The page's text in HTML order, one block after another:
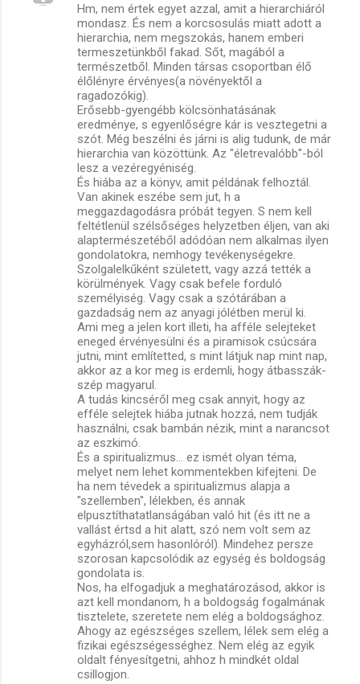
Hm, nem értek egyet azzal, amit a hierarchiáról
mondasz. És nem a korcsosulás miatt adott a
hierarchia, nem megszokás, hanem emberi
termeszetünkből fakad. Sőt, magából a
természetből. Minden társas csoportban élő
élőlényre érvényes(a növényektől a
ragadozókig).
Erősebb-gyengébb kölcsönhatásának
eredménye, s egyenlőségre kár is vesztegetni a
szót. Még beszélni és járni is alig tudunk, de már
hierarchia van közöttünk. Az "életrevalóbb"-ból
lesz a vezéregyéniség.
És hiába az a könyv, amit példának felhoztál.
Van akinek eszébe sem jut, h a
meggazdagodásra próbát tegyen. S nem kell
feltétlenül szélsőséges helyzetben éljen, van aki
alaptermészetéből adódóan nem alkalmas ilyen
gondolatokra, nemhogy tevékenységekre.
Szolgalelkűként született, vagy azzá tették a
körülmények. Vagy csak befele forduló
személyiség. Vagy csak a szótárában a
gazdadság nem az anyagi jólétben merül ki.
Ami meg a jelen kort illeti, ha afféle selejteket
eneged érvényesülni és a piramisok csúcsára
jutni, mint említetted, s mint látjuk nap mint nap,
akkor az a kor meg is erdemli, hogy átbasszák-
szép magyarul.
A tudás kincséről meg csak annyit, hogy az
efféle selejtek hiába jutnak hozzá, nem tudják
használni, csak bambán nézik, mint a narancsot
az eszkimó.
És a spiritualizmus... ez ismét olyan téma,
melyet nem lehet kommentekben kifejteni. De
ha nem tévedek a spiritualizmus alapja a
"szellemben", lélekben, és annak
elpusztíthatatlanságában való hit (és itt ne a
vallást értsd a hit alatt, szó nem volt sem az
egyházról,sem hasonlóról). Mindehez persze
szorosan kapcsolódik az egység és boldogság
gondolata is.
Nos, ha elfogadjuk a meghatározásod, akkor is
azt kell mondanom, h a boldogság fogalmának
tisztelete, szeretete nem elég a boldogsághoz.
Ahogy az egészséges szellem, lélek sem elég a
fizikai egészségességhez. Nem elég az egyik
oldalt fényesítgetni, ahhoz h mindkét oldal
csillogjon.